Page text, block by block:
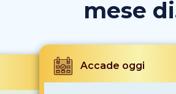
mese
Accade oggi